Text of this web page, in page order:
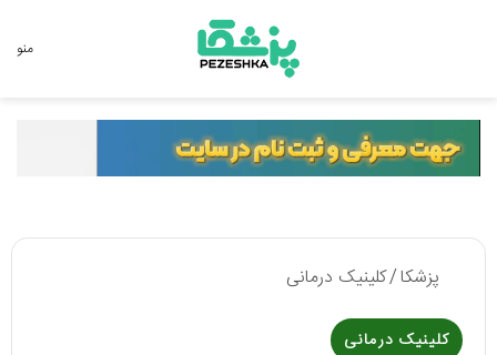
منو
پزشکا/کلینیک درمانی
کلینیک درمانی